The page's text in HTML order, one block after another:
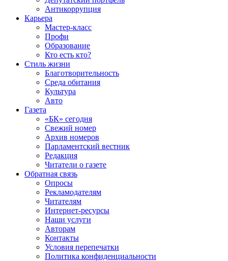
Антикоррупция
Карьера
Мастер-класс
Профи
Образование
Кто есть кто?
Стиль жизни
Благотворительность
Среда обитания
Культура
Авто
Газета
«БК» сегодня
Свежий номер
Архив номеров
Парламентский вестник
Редакция
Читатели о газете
Обратная связь
Опросы
Рекламодателям
Читателям
Интернет-ресурсы
Наши услуги
Авторам
Контакты
Условия перепечатки
Политика конфиденциальности